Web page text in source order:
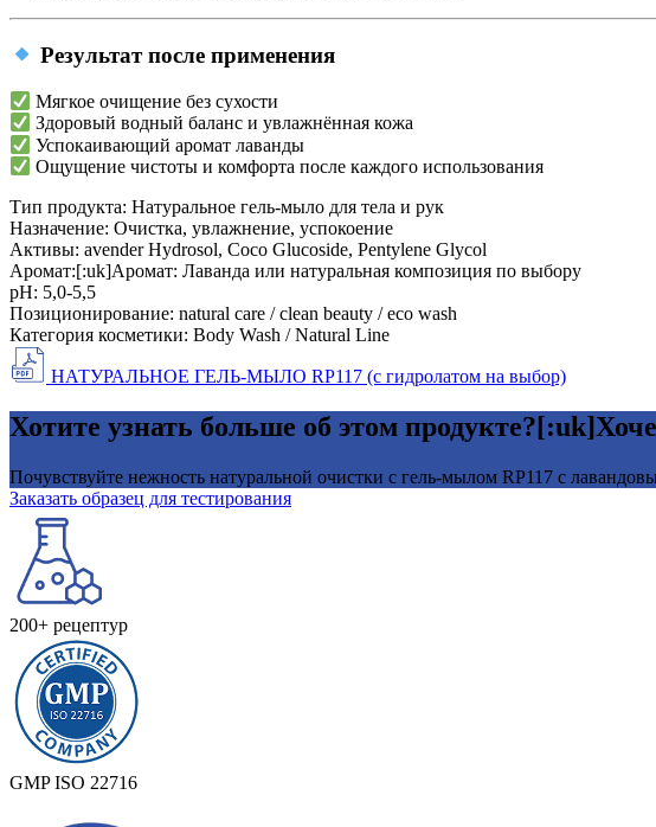
Результат после применения
Мягкое очищение без сухости
Здоровый водный баланс и увлажнённая кожа
Успокаивающий аромат лаванды
Ощущение чистоты и комфорта после каждого использования
Тип продукта: Натуральное гель-мыло для тела и рук
Назначение: Очистка, увлажнение, успокоение
Активы: avender Hydrosol, Coco Glucoside, Pentylene Glycol
Аромат:[:uk]Аромат: Лаванда или натуральная композиция по выбору
рН: 5,0-5,5
Позиционирование: natural care / clean beauty / eco wash
Категория косметики: Body Wash / Natural Line
НАТУРАЛЬНОЕ ГЕЛЬ-МЫЛО RP117 (с гидролатом на выбор)
Хотите узнать больше об этом
Почувствуйте нежность натуральной очистки с гель-мылом RP117 с
Заказать образец для тестирования
200+ рецептур
GMP ISO 22716